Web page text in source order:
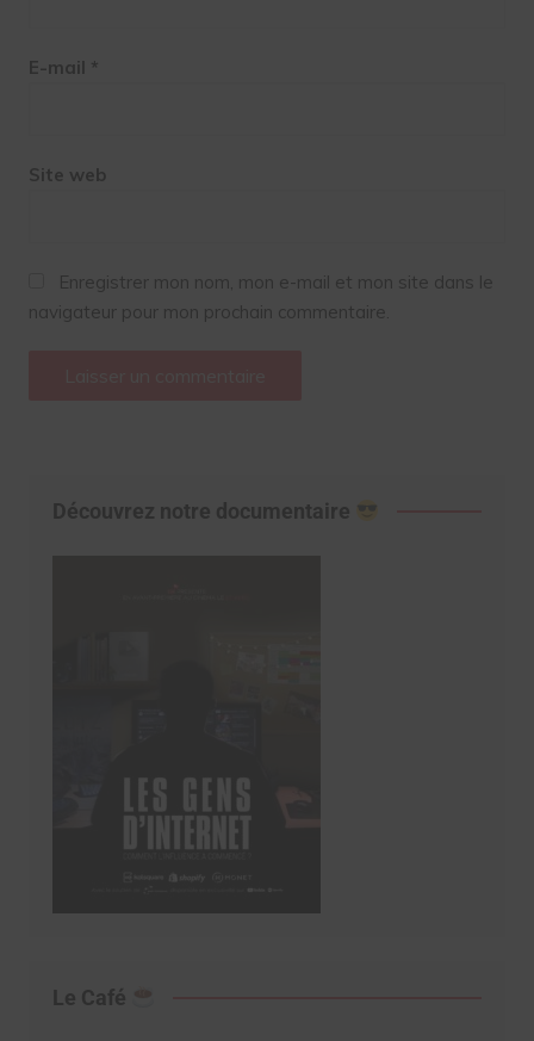
E-mail *
Site web
Enregistrer mon nom, mon e-mail et mon site dans le
navigateur pour mon prochain commentaire.
Découvrez notre documentaire
Le Café